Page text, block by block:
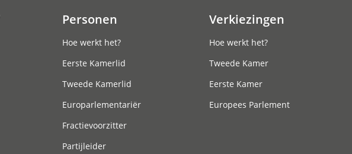
Personen
Hoe werkt het?
Eerste Kamerlid
Tweede Kamerlid
Europarlementariër
Fractievoorzitter
Partijleider
Verkiezingen
Hoe werkt het?
Tweede Kamer
Eerste Kamer
Europees Parlement